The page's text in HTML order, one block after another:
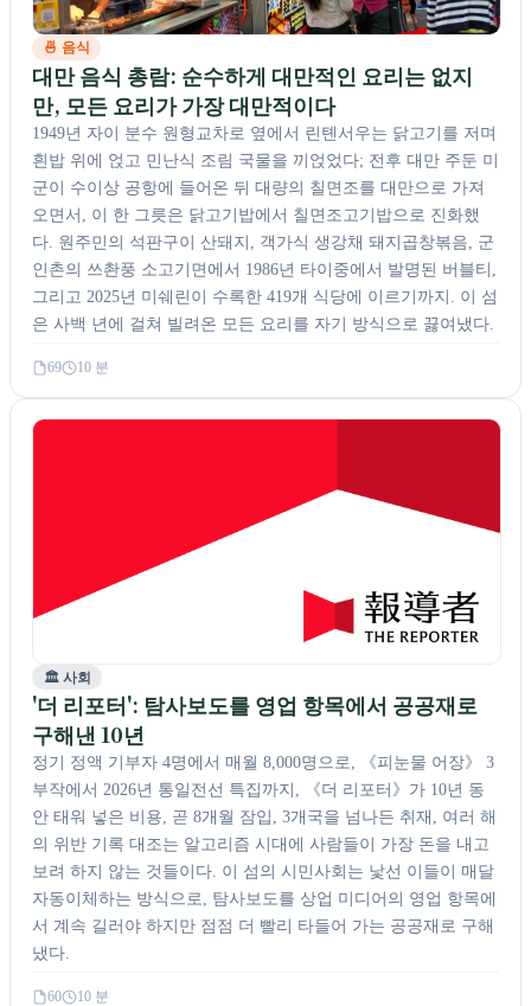
🍜 음식
대만 음식 총람: 순수하게 대만적인 요리는 없지
만, 모든 요리가 가장 대만적이다
1949년 자이 분수 원형교차로 옆에서 린톈서우는 닭고기를 저며
흰밥 위에 얹고 민난식 조림 국물을 끼얹었다; 전후 대만 주둔 미
군이 수이상 공항에 들어온 뒤 대량의 칠면조를 대만으로 가져
오면서, 이 한 그릇은 닭고기밥에서 칠면조고기밥으로 진화했
다. 원주민의 석판구이 산돼지, 객가식 생강채 돼지곱창볶음, 군
인촌의 쓰촨풍 소고기면에서 1986년 타이중에서 발명된 버블티,
그리고 2025년 미쉐린이 수록한 419개 식당에 이르기까지. 이 섬
은 사백 년에 걸쳐 빌려온 모든 요리를 자기 방식으로 끓여냈다.
69 10 분
🏛️ 사회
'더 리포터': 탐사보도를 영업 항목에서 공공재로
구해낸 10년
정기 정액 기부자 4명에서 매월 8,000명으로, 《피눈물 어장》 3
부작에서 2026년 통일전선 특집까지, 《더 리포터》가 10년 동
안 태워 넣은 비용, 곧 8개월 잠입, 3개국을 넘나든 취재, 여러 해
의 위반 기록 대조는 알고리즘 시대에 사람들이 가장 돈을 내고
보려 하지 않는 것들이다. 이 섬의 시민사회는 낯선 이들이 매달
자동이체하는 방식으로, 탐사보도를 상업 미디어의 영업 항목에
서 계속 길러야 하지만 점점 더 빨리 타들어 가는 공공재로 구해
냈다.
60 10 분